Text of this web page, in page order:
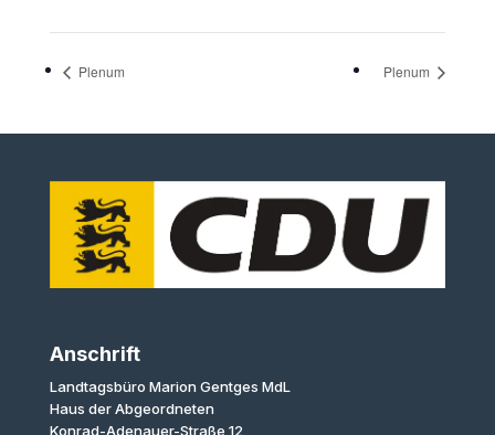
Plenum Plenum
Anschrift
Landtagsbüro Marion Gentges MdL
Haus der Abgeordneten
Konrad-Adenauer-Straße 12